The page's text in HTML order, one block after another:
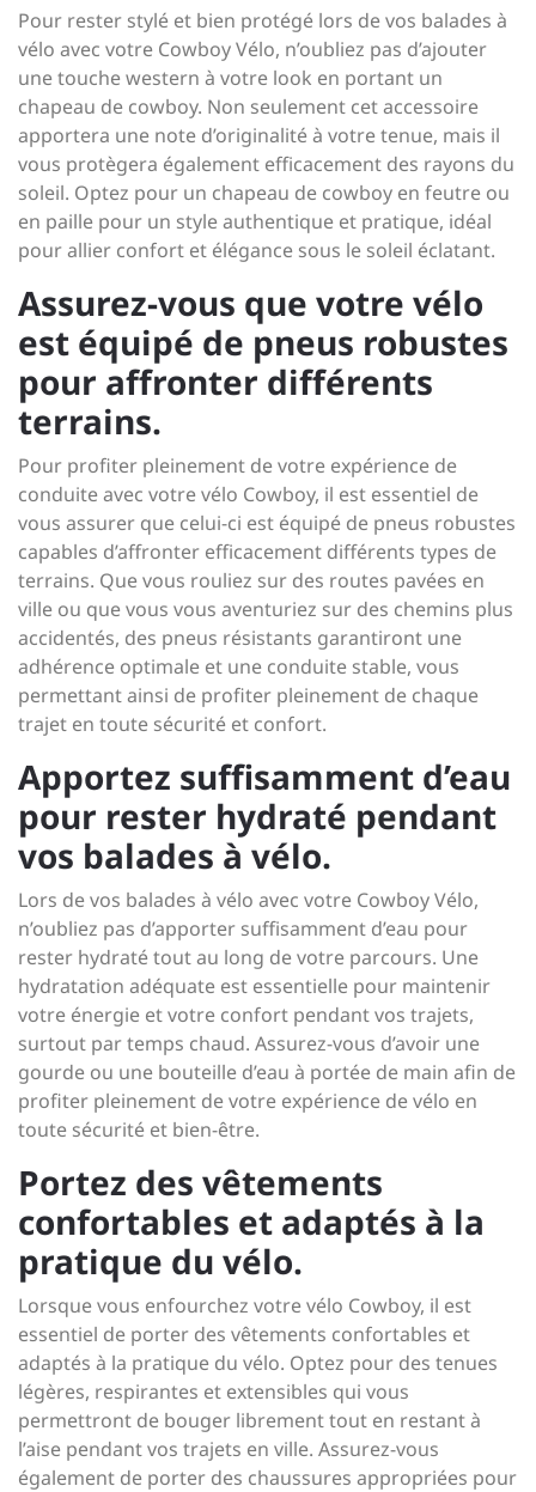
Pour rester stylé et bien protégé lors de vos balades à
vélo avec votre Cowboy Vélo, n’oubliez pas d’ajouter
une touche western à votre look en portant un
chapeau de cowboy. Non seulement cet accessoire
apportera une note d’originalité à votre tenue, mais il
vous protègera également efficacement des rayons du
soleil. Optez pour un chapeau de cowboy en feutre ou
en paille pour un style authentique et pratique, idéal
pour allier confort et élégance sous le soleil éclatant.
Assurez-vous que votre vélo
est équipé de pneus robustes
pour affronter différents
terrains.
Pour profiter pleinement de votre expérience de
conduite avec votre vélo Cowboy, il est essentiel de
vous assurer que celui-ci est équipé de pneus robustes
capables d’affronter efficacement différents types de
terrains. Que vous rouliez sur des routes pavées en
ville ou que vous vous aventuriez sur des chemins plus
accidentés, des pneus résistants garantiront une
adhérence optimale et une conduite stable, vous
permettant ainsi de profiter pleinement de chaque
trajet en toute sécurité et confort.
Apportez suffisamment d’eau
pour rester hydraté pendant
vos balades à vélo.
Lors de vos balades à vélo avec votre Cowboy Vélo,
n’oubliez pas d’apporter suffisamment d’eau pour
rester hydraté tout au long de votre parcours. Une
hydratation adéquate est essentielle pour maintenir
votre énergie et votre confort pendant vos trajets,
surtout par temps chaud. Assurez-vous d’avoir une
gourde ou une bouteille d’eau à portée de main afin de
profiter pleinement de votre expérience de vélo en
toute sécurité et bien-être.
Portez des vêtements
confortables et adaptés à la
pratique du vélo.
Lorsque vous enfourchez votre vélo Cowboy, il est
essentiel de porter des vêtements confortables et
adaptés à la pratique du vélo. Optez pour des tenues
légères, respirantes et extensibles qui vous
permettront de bouger librement tout en restant à
l’aise pendant vos trajets en ville. Assurez-vous
également de porter des chaussures appropriées pour